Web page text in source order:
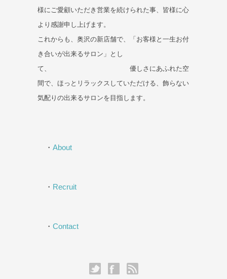
様にご愛顧いただき営業を続けられた事、皆様に心
より感謝申し上げます。
これからも、奥沢の新店舗で、「お客様と一生お付
き合いが出来るサロン」とし
て、 優しさにあふれた空
間で、ほっとリラックスしていただける、飾らない
気配りの出来るサロンを目指します。
・ About
・ Recruit
・ Contact